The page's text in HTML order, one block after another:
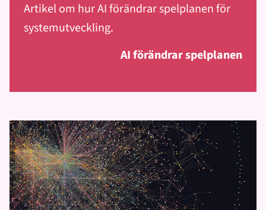
Artikel om hur AI förändrar spelplanen för
systemutveckling.
AI förändrar spelplanen